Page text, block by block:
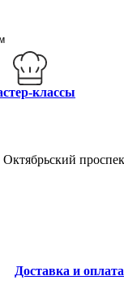
классы
Доставка и оплата